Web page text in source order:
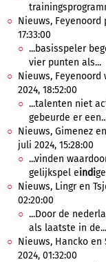
Nieuws,
17:33:00
...basisspeler
vier punten als...
Nieuws,
2024, 18:52:00
...talenten niet
gebeurde er
Nieuws, Gimenez
juli 2024, 15:28:00
...vinden
gelijkspel eindi
Nieuws, Lingr en
02:20:00
...Door de
als laatste in de...
Nieuws, Hancko en
2024, 01:32:00